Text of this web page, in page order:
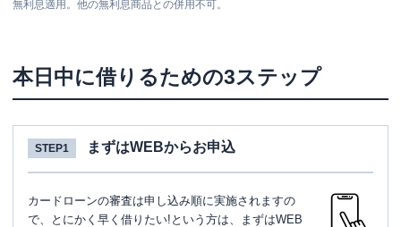
無利息適用。他の無利息商品との併用不可。
本日中に借りるための3ステップ
STEP1 まずはWEBからお申込
カードローンの審査は申し込み順に実施されますの
で、とにかく早く借りたい!という方は、まずはWEB